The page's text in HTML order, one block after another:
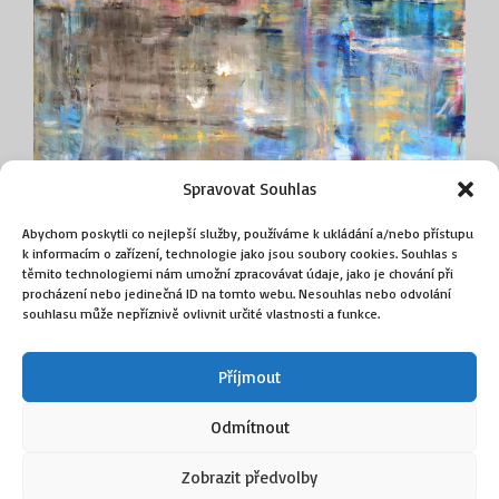
Spravovat Souhlas
Abychom poskytli co nejlepší služby, používáme k ukládání a/nebo přístupu
k informacím o zařízení, technologie jako jsou soubory cookies. Souhlas s
těmito technologiemi nám umožní zpracovávat údaje, jako je chování při
procházení nebo jedinečná ID na tomto webu. Nesouhlas nebo odvolání
souhlasu může nepříznivě ovlivnit určité vlastnosti a funkce.
Příjmout
Odmítnout
Zobrazit předvolby
Octangular salon, Galerie Raab, Berlín; Projekt
Karfiol, Otevřené ateliéry, Dolní Počernice, Praha;
Kontrapunkt, Feldkirchen, in Karnten, Rakousko;
Trienále užitého umění, Muzeum užitého umění a
designu,Tallin, Estonian; 2005 – Kulturní centrum –
Forum Vebikus, Schaffhausen, Švýcarsko; Galerie
Louvre, Národní třída 20, Prague; Mezinárodní
Veletržní palác, Praha; 2004 – „Viagře už
odzvonilo…”, Valdštejnské náměstí, Praha; 57. Art
salon, Městká galerie, Polička; „Das ist schön“,
BastArt Projekt, Galerie N, Praha; Retrospektivní
výstava v modelu, Moderní galerie, Praha; 2003
Plastiky, Hohensalzburg, Rakousko; Společná
výstava studentů Intermediální školy, Budějovice;
„Who they are”, Muzeum Vojtěcha Lofflera, Košice;
Art, Aberdeen, Velká Británie; Knižní veletrh, Pražské
Tůň
olej na plátně
140 cm × 190 cm
Přidat do košíku